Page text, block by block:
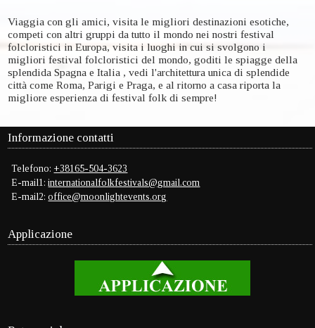
Viaggia con gli amici, visita le migliori destinazioni esotiche,
competi con altri gruppi da tutto il mondo nei nostri festival
folcloristici in Europa, visita i luoghi in cui si svolgono i
migliori festival folcloristici del mondo, goditi le spiagge della
splendida Spagna e Italia , vedi l'architettura unica di splendide
città come Roma, Parigi e Praga, e al ritorno a casa riporta la
migliore esperienza di festival folk di sempre!
Informazione contatti
Telefono: +38165-504-3623
E-mail1:internationalfolkfestivals@gmail.com
E-mail2:office@moonlightevents.org
Applicazione